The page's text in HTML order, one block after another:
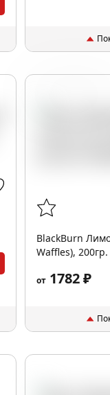
BlackBurn
Waffles), 200гр.
от 1782 ₽